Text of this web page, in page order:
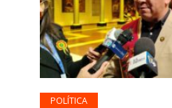
POLÍTICA